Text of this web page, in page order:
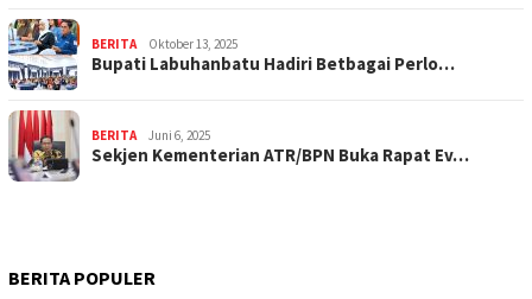
BERITA Oktober 13, 2025
Bupati Labuhanbatu Hadiri Betbagai Perlo…
BERITA Juni 6, 2025
Sekjen Kementerian ATR/BPN Buka Rapat Ev…
BERITA POPULER